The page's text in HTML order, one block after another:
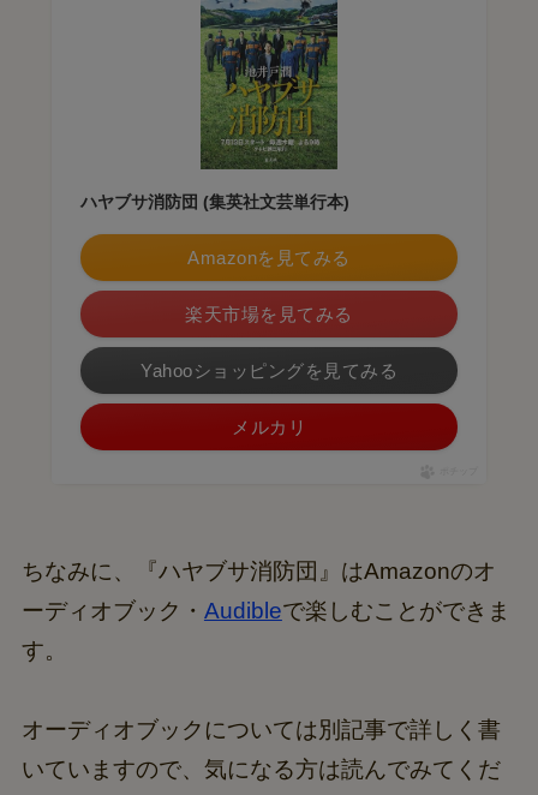
ハヤブサ消防団 (集英社文芸単行本)
Amazonを見てみる
楽天市場を見てみる
Yahooショッピングを見てみる
メルカリ
ちなみに、『ハヤブサ消防団』はAmazonのオ
ーディオブック・ Audibleで楽しむことができま
す。
オーディオブックについては別記事で詳しく書
いていますので、気になる方は読んでみてくだ